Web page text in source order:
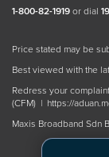
1-800-82-1919 or dial
Price stated may be
Best viewed with the
Redress your
(CFM) | https://
Maxis Broadband Sdn